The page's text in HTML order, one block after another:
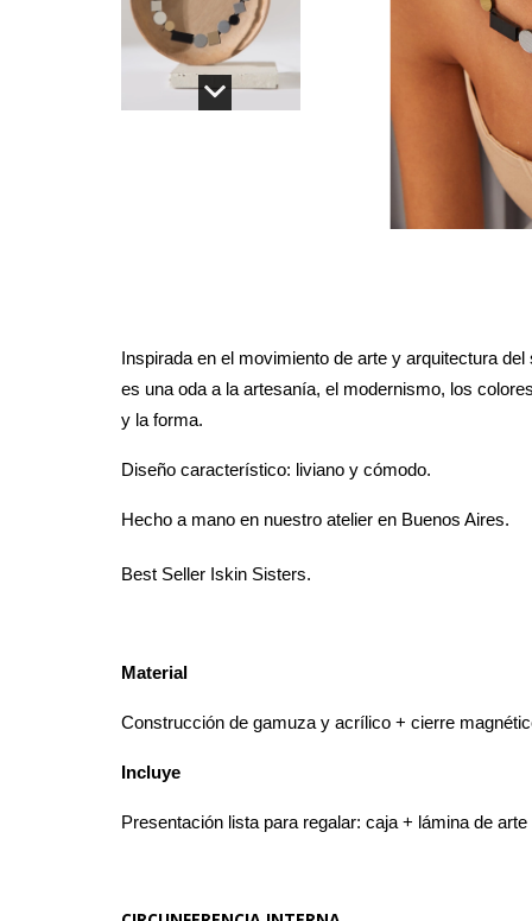
Inspirada en el movimiento de arte y arquitectura
es una oda a la artesanía, el modernismo, los
y la forma.
Diseño característico: liviano y cómodo.
Hecho a mano en nuestro atelier en Buenos Aires.
Best Seller Iskin Sisters.
Material
Construcción de gamuza y acrílico + cierre
Incluye
Presentación lista para regalar: caja + lámina de